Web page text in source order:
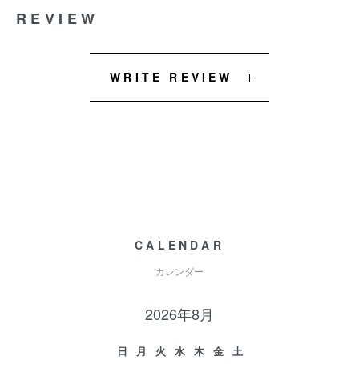
REVIEW
WRITE REVIEW
CALENDAR
カレンダー
2026年8月
日 月 火 水 木 金
土